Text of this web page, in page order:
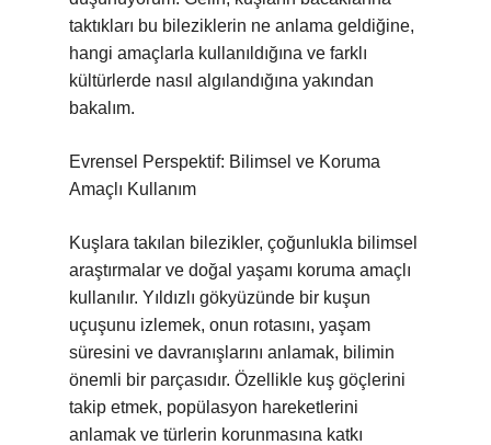
taktıkları bu bileziklerin ne anlama geldiğine,
hangi amaçlarla kullanıldığına ve farklı
kültürlerde nasıl algılandığına yakından
bakalım.
Evrensel Perspektif: Bilimsel ve Koruma
Amaçlı Kullanım
Kuşlara takılan bilezikler, çoğunlukla bilimsel
araştırmalar ve doğal yaşamı koruma amaçlı
kullanılır. Yıldızlı gökyüzünde bir kuşun
uçuşunu izlemek, onun rotasını, yaşam
süresini ve davranışlarını anlamak, bilimin
önemli bir parçasıdır. Özellikle kuş göçlerini
takip etmek, popülasyon hareketlerini
anlamak ve türlerin korunmasına katkı